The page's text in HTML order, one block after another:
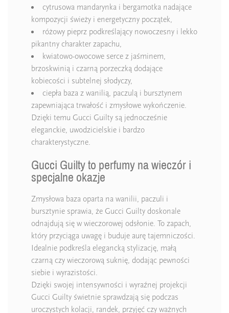
cytrusowa mandarynka i bergamotka nadające
kompozycji świeży i energetyczny początek,
różowy pieprz podkreślający nowoczesny i lekko
pikantny charakter zapachu,
kwiatowo-owocowe serce z jaśminem,
brzoskwinią i czarną porzeczką dodające
kobiecości i subtelnej słodyczy,
ciepła baza z wanilią, paczulą i bursztynem
zapewniająca trwałość i zmysłowe wykończenie.
Dzięki temu Gucci Guilty są jednocześnie
eleganckie, uwodzicielskie i bardzo
charakterystyczne.
Gucci Guilty to perfumy na wieczór i
specjalne okazje
Zmysłowa baza oparta na wanilii, paczuli i
bursztynie sprawia, że Gucci Guilty doskonale
odnajdują się w wieczorowej odsłonie. To zapach,
który przyciąga uwagę i buduje aurę tajemniczości.
Idealnie podkreśla elegancką stylizację, małą
czarną czy wieczorową suknię, dodając pewności
siebie i wyrazistości.
Dzięki swojej intensywności i wyraźnej projekcji
Gucci Guilty świetnie sprawdzają się podczas
uroczystych kolacji, randek, przyjęć czy ważnych